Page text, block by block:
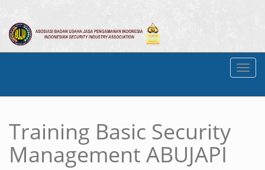
Training Basic Security
Management ABUJAPI